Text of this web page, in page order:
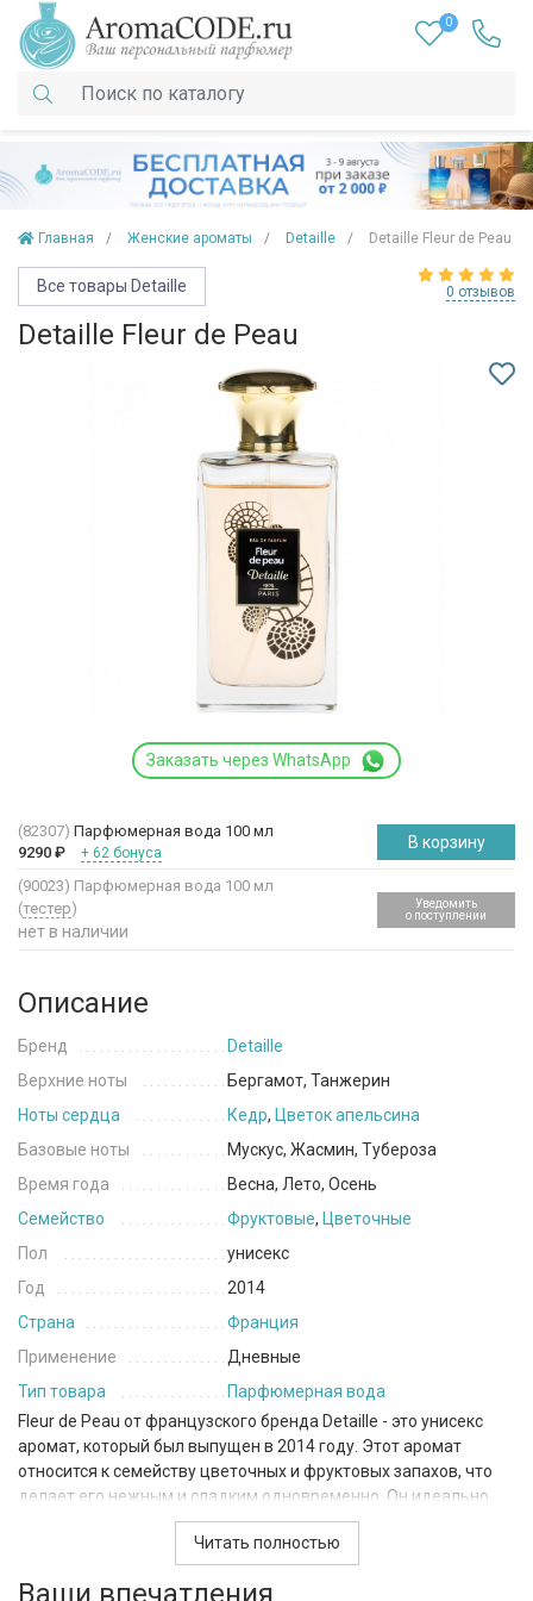
0
Главная Женские ароматы Detaille Detaille Fleur de Peau
Все товары Detaille 0 отзывов
Detaille Fleur de Peau
Заказать через WhatsApp
(82307) Парфюмерная вода 100 мл
9290 ₽ + 62 бонуса
В корзину
(90023) Парфюмерная вода 100 мл
(тестер)
нет в наличии
Уведомить
о поступлении
Описание
Бренд
Detaille
Верхние ноты
Бергамот, Танжерин
Ноты сердца
Кедр, Цветок апельсина
Базовые ноты
Мускус, Жасмин, Тубероза
Время года
Весна, Лето, Осень
Семейство
Фруктовые, Цветочные
Пол
унисекс
Год
2014
Страна
Франция
Применение
Дневные
Тип товара
Парфюмерная вода
Fleur de Peau от французского бренда Detaille - это унисекс
аромат, который был выпущен в 2014 году. Этот аромат
относится к семейству цветочных и фруктовых запахов, что
делает его нежным и сладким одновременно. Он идеально
подходит для весны, лета и осени.
Верхние ноты Fleur de Peau состоят из бергамота и
мандарина, которые придают аромату свежесть и легкость.
Читать полностью
Ваши впечатления